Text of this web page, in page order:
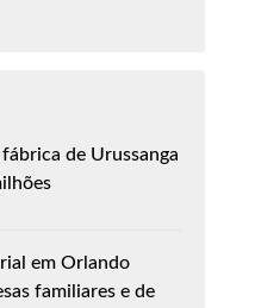
de Urussanga
em Orlando
familiares e de